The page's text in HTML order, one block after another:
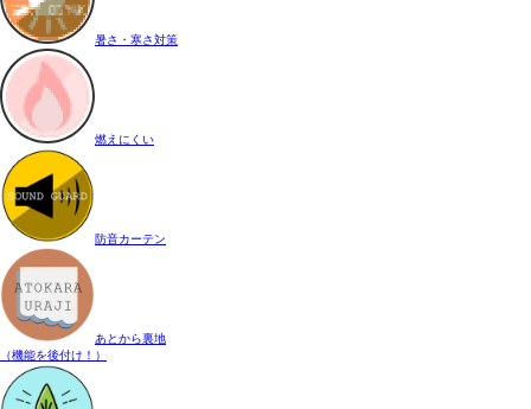
暑さ・寒さ対策
燃えにくい
防音カーテン
あとから裏地
（機能を後付け！）